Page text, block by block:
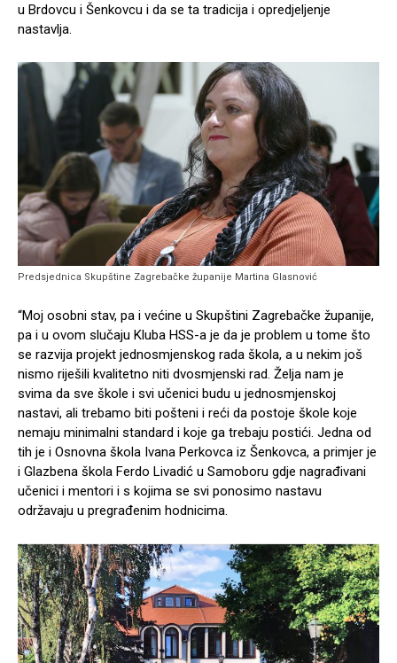
u Brdovcu i Šenkovcu i da se ta tradicija i opredjeljenje
nastavlja.
Predsjednica Skupštine Zagrebačke županije Martina Glasnović
“Moj osobni stav, pa i većine u Skupštini Zagrebačke županije,
pa i u ovom slučaju Kluba HSS-a je da je problem u tome što
se razvija projekt jednosmjenskog rada škola, a u nekim još
nismo riješili kvalitetno niti dvosmjenski rad. Želja nam je
svima da sve škole i svi učenici budu u jednosmjenskoj
nastavi, ali trebamo biti pošteni i reći da postoje škole koje
nemaju minimalni standard i koje ga trebaju postići. Jedna od
tih je i Osnovna škola Ivana Perkovca iz Šenkovca, a primjer je
i Glazbena škola Ferdo Livadić u Samoboru gdje nagrađivani
učenici i mentori i s kojima se svi ponosimo nastavu
održavaju u pregrađenim hodnicima.